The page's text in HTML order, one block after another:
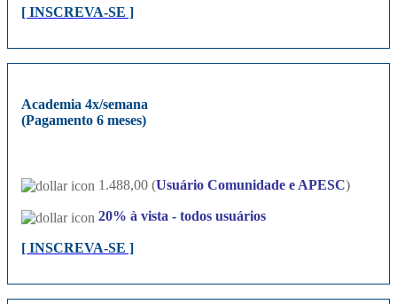
[ INSCREVA-SE ]
Academia 4x/semana
(Pagamento 6 meses)
1.488,00 (Usuário Comunidade e APESC)
20% à vista - todos usuários
[ INSCREVA-SE ]